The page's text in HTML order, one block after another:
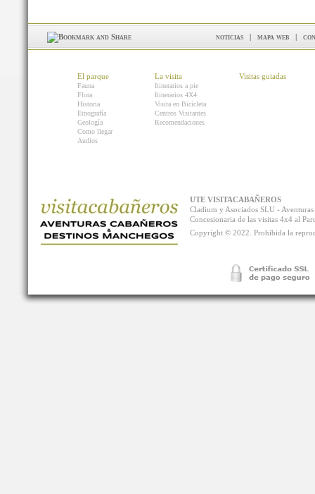
noticias | mapa web |
El parque
Fauna
Flora
Historia
Etnografía
Geología
Como llegar
Audios
La visita
Itinerarios a pie
Itinerarios 4X4
Visita en Bicicleta
Centros Visitantes
Recomendaciones
Visitas guiadas
UTE VISITACABAÑEROS
Cladium y Asociados SLU -
Concesionaria de las visitas 4x4 al
Copyright © 2022. Prohibida la